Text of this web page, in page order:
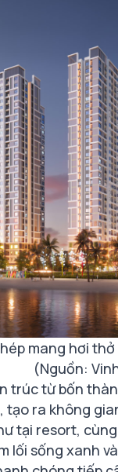
mang hơi
(Nguồn:
trúc từ bốn
ra không
tại resort,
lối sống xanh